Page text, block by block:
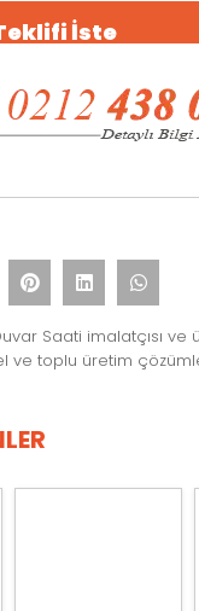
İste
Saati imalatçısı
ve toplu üretim